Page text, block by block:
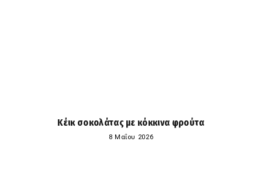
Κέικ σοκολάτας με κόκκινα φρούτα
8 Μαΐου 2026